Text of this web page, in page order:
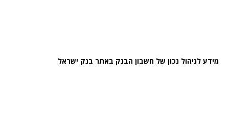
מידע לניהול נכון של חשבון הבנק באתר בנק ישראל